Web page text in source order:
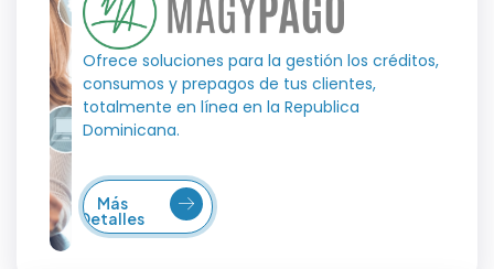
Ofrece soluciones para la gestión los créditos,
consumos y prepagos de tus clientes,
totalmente en línea en la Republica
Dominicana.
Más
Detalles